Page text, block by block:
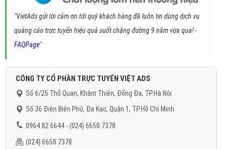
"VietAds gửi lời cảm ơn tới quý khách hàng đã luôn tin dùng dịch vụ
quảng cáo trực tuyến hiệu quả suốt chặng đường 9 năm vừa qua! -
FAQPage"
CÔNG TY CỔ PHẦN TRỰC TUYẾN VIỆT ADS
Số 6/25 Thổ Quan, Khâm Thiên, Đống Đa, TP.Hà Nội
Số 36 Điện Biên Phủ, Đa Kao, Quận 1, TP.Hồ Chí Minh
0964 82 6644 - (024) 6658 7378
(024) 6658 7378